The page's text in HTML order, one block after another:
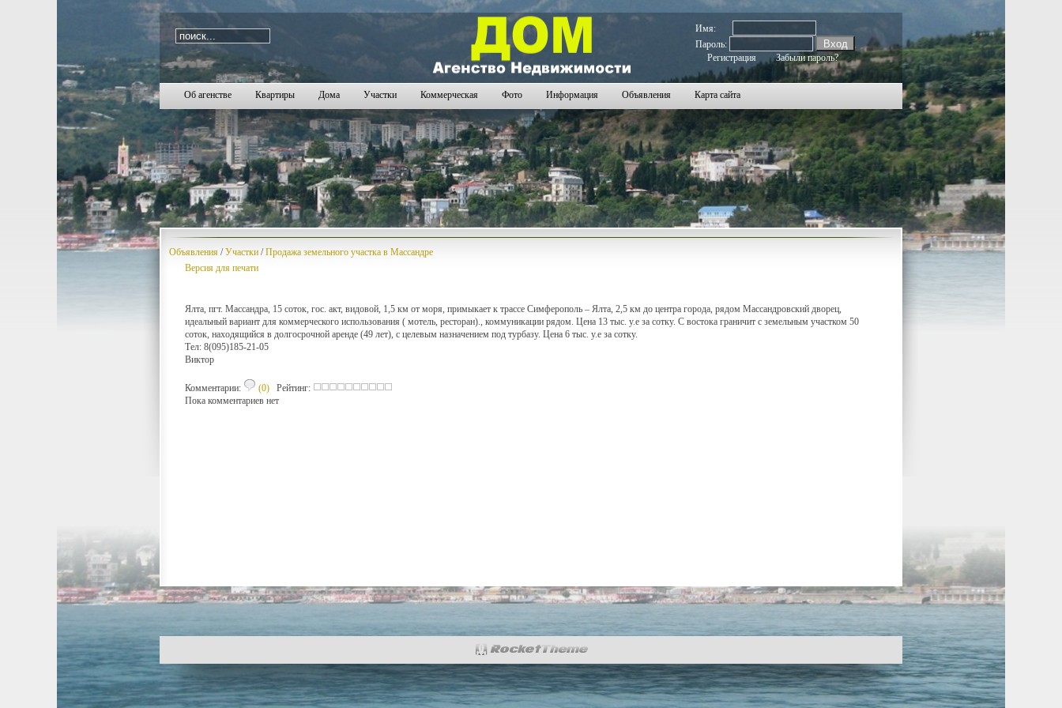
Имя:
Пароль:
Регистрация
Забыли пароль?
Об агенстве Квартиры Дома Участки Коммерческая Фото Информация Объявления Карта сайта
Объявления /Участки /Продажа земельного участка в Массандре
Версия для печати
Ялта, пгт. Массандра, 15 соток, гос. акт, видовой, 1,5 км от моря, примыкает к трассе Симферополь – Ялта, 2,5 км до центра города, рядом Массандровский дворец,
идеальный вариант для коммерческого использования ( мотель, ресторан)., коммуникации рядом. Цена 13 тыс. у.е за сотку. С востока граничит с земельным участком 50
соток, находящийся в долгосрочной аренде (49 лет), с целевым назначением под турбазу. Цена 6 тыс. у.е за сотку.
Тел: 8(095)185-21-05
Виктор
Комментарии: (0) Рейтинг:
Пока комментариев нет